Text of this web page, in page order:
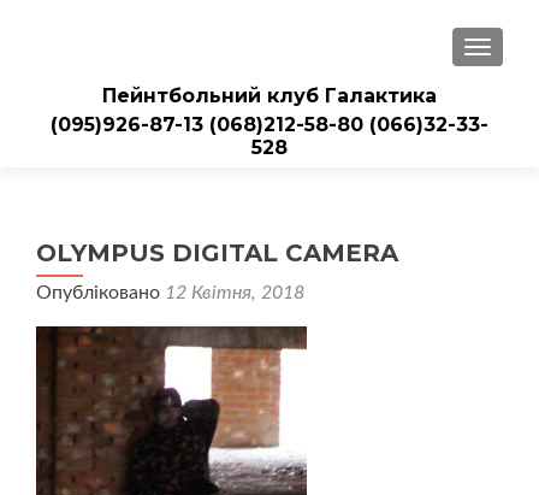
Пейнтбольний клуб Галактика
(095)926-87-13 (068)212-58-80 (066)32-33-
528
OLYMPUS DIGITAL CAMERA
Опубліковано 12 Квітня, 2018